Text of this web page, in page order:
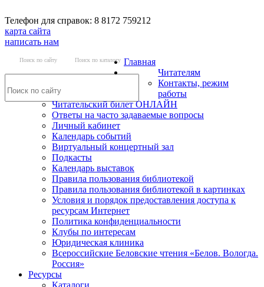
Телефон для справок: 8 8172 759212
карта сайта
написать нам
Поиск по сайту Поиск по каталогу Главная
Читателям
Контакты, режим
работы
Читательский билет ОНЛАЙН
Ответы на часто задаваемые вопросы
Личный кабинет
Календарь событий
Виртуальный концертный зал
Подкасты
Календарь выставок
Правила пользования библиотекой
Правила пользования библиотекой в картинках
Условия и порядок предоставления доступа к
ресурсам Интернет
Политика конфиденциальности
Клубы по интересам
Юридическая клиника
Всероссийские Беловские чтения «Белов. Вологда.
Россия»
Ресурсы
Каталоги